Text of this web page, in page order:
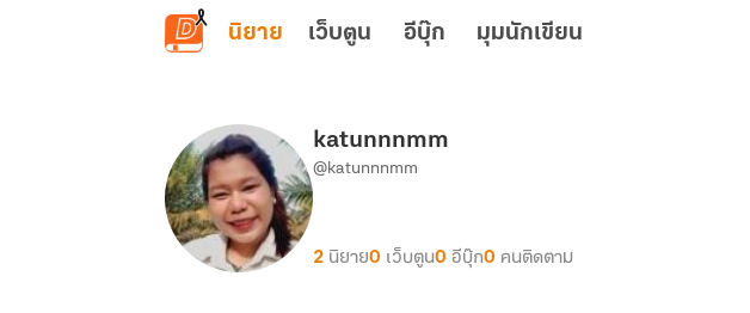
ข้ามไปยังเนื้อหาหลัก
นิยาย เว็บตูน อีบุ๊ก มุมนักเขียน
katunnnmm
@katunnnmm
2 นิยาย0 เว็บตูน0 อีบุ๊ก0 คนติดตาม